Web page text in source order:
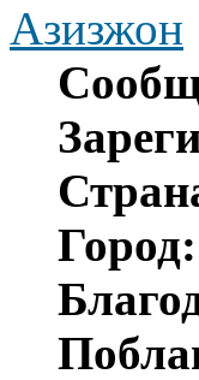
Азизжон
Город: